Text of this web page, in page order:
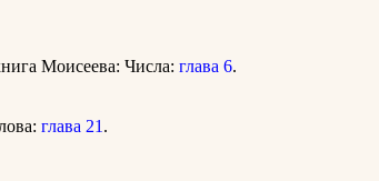
Моисеева: Числа: глава 6.
глава 21.